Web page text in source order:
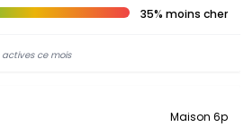
35% moins cher
actives ce mois
Maison 6p